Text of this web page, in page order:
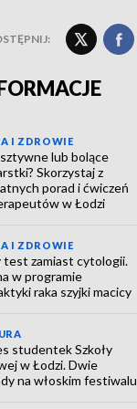
I ZDROWIE
lub bolące
Skorzystaj z
porad i ćwiczeń
w Łodzi
I ZDROWIE
test zamiast cytologii.
w programie
raka szyjki macicy
studentek Szkoły
w Łodzi. Dwie
na włoskim festiwalu